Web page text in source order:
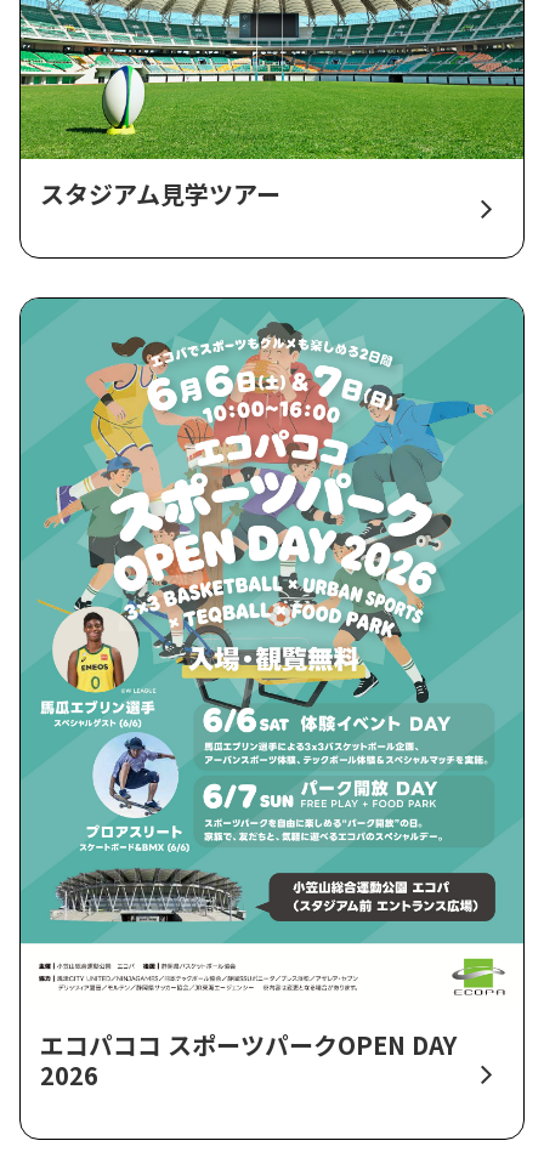
スタジアム見学ツアー
エコパココ スポーツパークOPEN DAY
2026